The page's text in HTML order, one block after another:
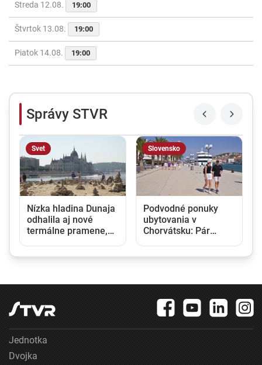
Streda 12.08. 19:00
Štvrtok 13.08. 19:00
Piatok 14.08. 19:00
Správy STVR
Svet
Nízka hladina Dunaja
odhalila aj nové
termálne pramene,
Slovensko
Podvodné ponuky
ubytovania v
Chorvátsku: Pár
Jednotka
Dvojka